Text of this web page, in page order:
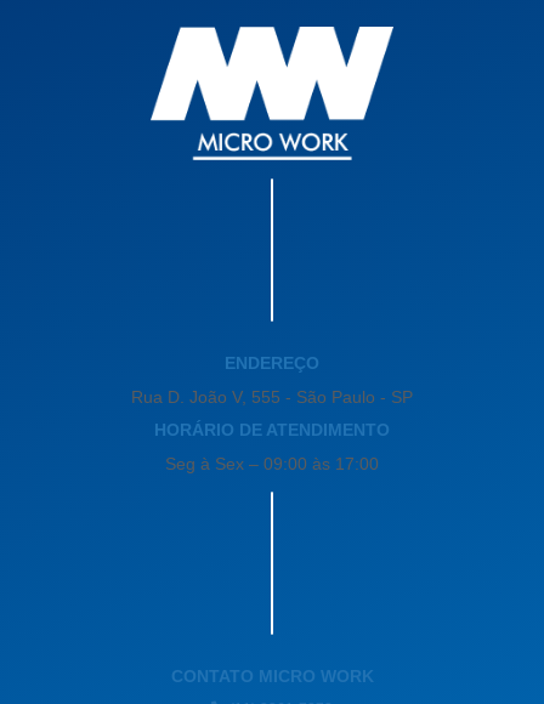
ENDEREÇO
Rua D. João V, 555 - São Paulo - SP
HORÁRIO DE ATENDIMENTO
Seg à Sex – 09:00 às 17:00
CONTATO MICRO WORK